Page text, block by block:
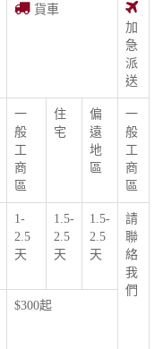
貨車
加
急
派
送
一
般
工
商
區
住
宅
偏
遠
地
區
一
般
工
商
區
1-
2.5
天
1.5-
2.5
天
1.5-
2.5
天
請
聯
絡
我
們
$300起